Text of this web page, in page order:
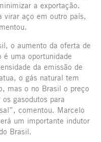
a exportação.
virar aço em outro país,
o aumento da oferta de
uma oportunidade
da emissão de
o gás natural tem
mas o no Brasil o preço
gasodutos para
comentou. Marcelo
um importante indutor
Brasil.